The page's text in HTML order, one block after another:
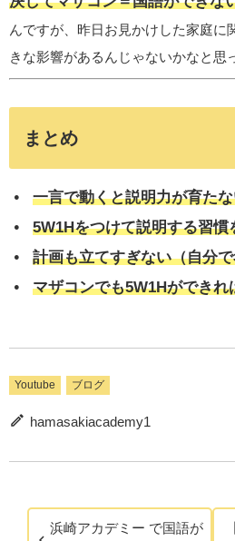
んですが、昨日お見かけした家庭に
きな影響があるんじゃないかなと思
まとめ
一言で動くと説明力が育た
5W1Hをつけて説明する習慣
計画も立てすぎない（自分
マザコンでも5W1Hができれ
Youtube ブログ
hamasakiacademy1
浜崎アカデミー で国語が